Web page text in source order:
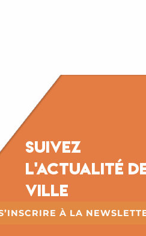
Suivez
l'actualité
ville
À LA